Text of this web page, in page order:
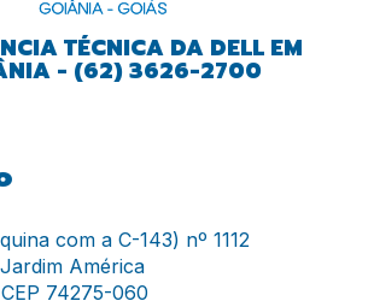
TÉCNICA DA DELL EM
- (62) 3626-2700
com a C-143) nº 1112
América
74275-060